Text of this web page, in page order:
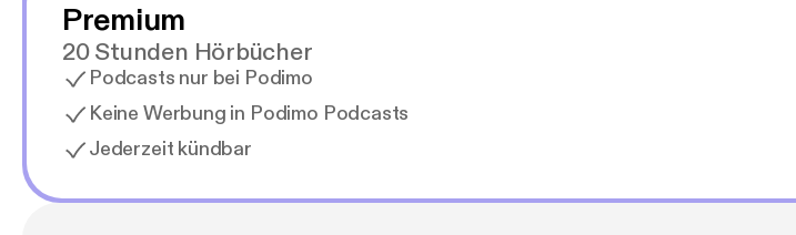
Premium
20 Stunden Hörbücher
Podcasts nur bei Podimo
Keine Werbung in Podimo Podcasts
Jederzeit kündbar